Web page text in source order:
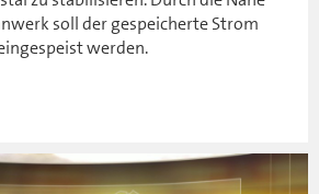
soll der gespeicherte Strom
werden.